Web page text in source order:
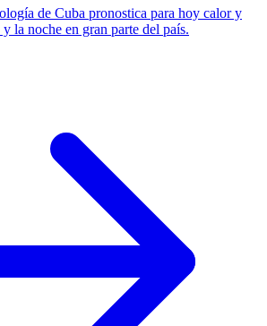
de Cuba pronostica para hoy calor y
la noche en gran parte del país.